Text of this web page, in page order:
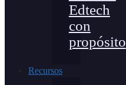
Edtech
con
propósito
Recursos